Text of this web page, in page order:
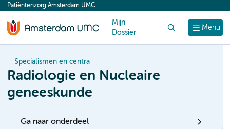
content
Menu
Patiëntenzorg Amsterdam UMC
Mijn
Dossier
Specialismen en centra
Radiologie en Nucleaire
geneeskunde
Ga naar onderdeel